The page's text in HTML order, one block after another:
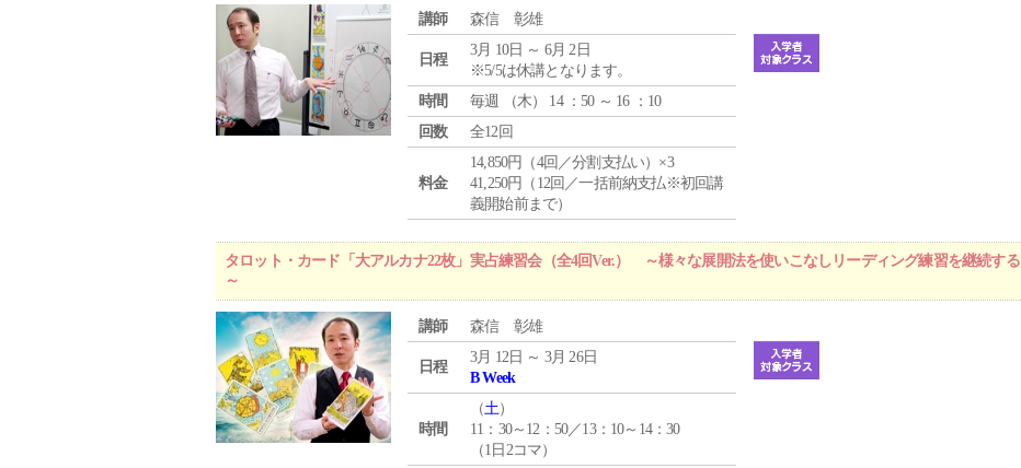
講師 森信 彰雄
日程
3月 10日 ～ 6月 2日
※5/5は休講となります。
時間
毎週 （木） 14 ：50 ～ 16 ：10
回数
全12回
料金
14,850円（4回／分割支払い）×3
41,250円（12回／一括前納支払※初回講
義開始前まで）
タロット・カード「大アルカナ22枚」実占練習会（全4回Ver.） ～様々な展開法を使いこなしリーディング練習を継続する
～
講師 森信 彰雄
日程
3月 12日 ～ 3月 26日
B Week
時間
（土）
11：30～12：50／13：10～14：30
（1日2コマ）